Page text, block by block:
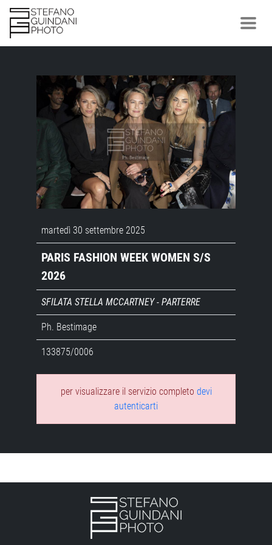
martedì 30 settembre 2025
PARIS FASHION WEEK WOMEN S/S
2026
SFILATA STELLA MCCARTNEY - PARTERRE
Ph. Bestimage
133875/0006
per visualizzare il servizio completo devi
autenticarti